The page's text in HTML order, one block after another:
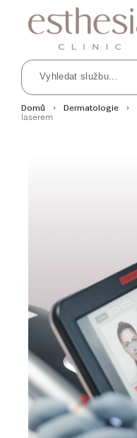
Domů Dermatologie
laserem